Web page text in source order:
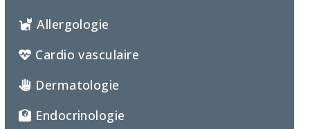
Allergologie
Cardio vasculaire
Dermatologie
Endocrinologie